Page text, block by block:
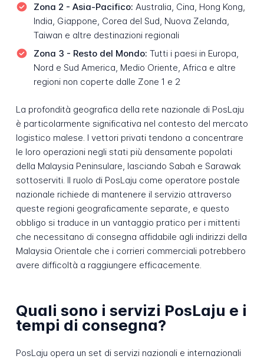
Zona 2 - Asia-Pacifico: Australia, Cina, Hong Kong,
India, Giappone, Corea del Sud, Nuova Zelanda,
Taiwan e altre destinazioni regionali
Zona 3 - Resto del Mondo: Tutti i paesi in Europa,
Nord e Sud America, Medio Oriente, Africa e altre
regioni non coperte dalle Zone 1 e 2
La profondità geografica della rete nazionale di PosLaju
è particolarmente significativa nel contesto del mercato
logistico malese. I vettori privati tendono a concentrare
le loro operazioni negli stati più densamente popolati
della Malaysia Peninsulare, lasciando Sabah e Sarawak
sottoserviti. Il ruolo di PosLaju come operatore postale
nazionale richiede di mantenere il servizio attraverso
queste regioni geograficamente separate, e questo
obbligo si traduce in un vantaggio pratico per i mittenti
che necessitano di consegna affidabile agli indirizzi della
Malaysia Orientale che i corrieri commerciali potrebbero
avere difficoltà a raggiungere efficacemente.
Quali sono i servizi PosLaju e i
tempi di consegna?
PosLaju opera un set di servizi nazionali e internazionali